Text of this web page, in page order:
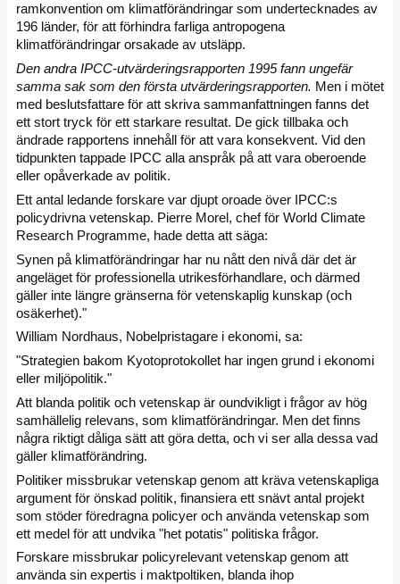
ramkonvention om klimatförändringar som undertecknades av
196 länder, för att förhindra farliga antropogena
klimatförändringar orsakade av utsläpp.
Den andra IPCC-utvärderingsrapporten 1995 fann ungefär
samma sak som den första utvärderingsrapporten. Men i mötet
med beslutsfattare för att skriva sammanfattningen fanns det
ett stort tryck för ett starkare resultat. De gick tillbaka och
ändrade rapportens innehåll för att vara konsekvent. Vid den
tidpunkten tappade IPCC alla anspråk på att vara oberoende
eller opåverkade av politik.
Ett antal ledande forskare var djupt oroade över IPCC:s
policydrivna vetenskap. Pierre Morel, chef för World Climate
Research Programme, hade detta att säga:
Synen på klimatförändringar har nu nått den nivå där det är
angeläget för professionella utrikesförhandlare, och därmed
gäller inte längre gränserna för vetenskaplig kunskap (och
osäkerhet)."
William Nordhaus, Nobelpristagare i ekonomi, sa:
"Strategien bakom Kyotoprotokollet har ingen grund i ekonomi
eller miljöpolitik."
Att blanda politik och vetenskap är oundvikligt i frågor av hög
samhällelig relevans, som klimatförändringar. Men det finns
några riktigt dåliga sätt att göra detta, och vi ser alla dessa vad
gäller klimatförändring.
Politiker missbrukar vetenskap genom att kräva vetenskapliga
argument för önskad politik, finansiera ett snävt antal projekt
som stöder föredragna policyer och använda vetenskap som
ett medel för att undvika "het potatis" politiska frågor.
Forskare missbrukar policyrelevant vetenskap genom att
använda sin expertis i maktpoltiken, blanda ihop